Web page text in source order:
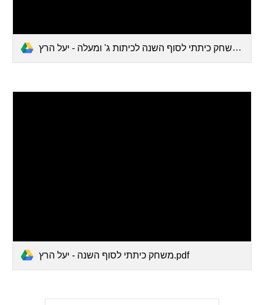
משחק כיתתי לסוף השנה לכיתות ג' ומעלה - יעל הרץ.pdf
משחק כיתתי לסוף השנה - יעל הרץ.pdf